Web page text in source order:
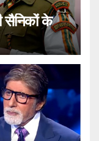
सैनिकों के